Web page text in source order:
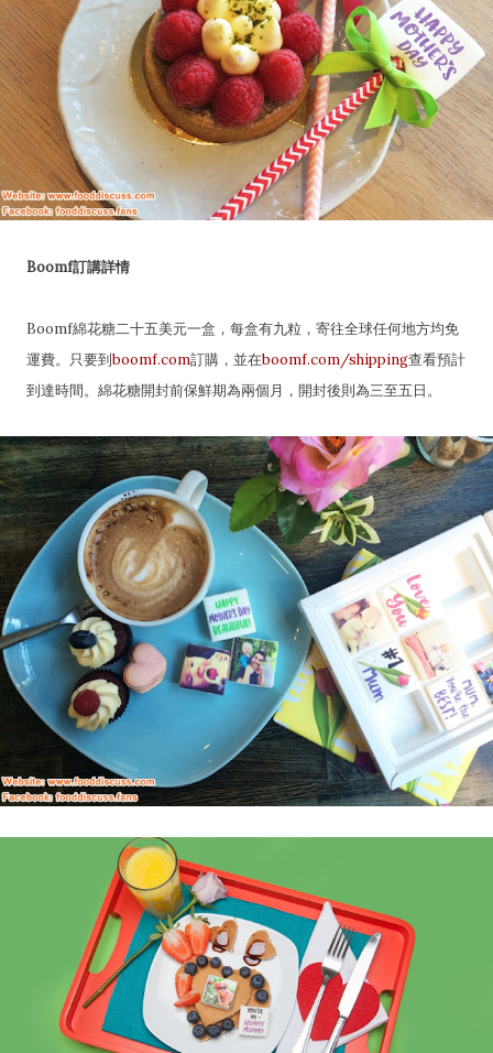
Boomf訂講詳情
Boomf綿花糖二十五美元一盒，每盒有九粒，寄往全球任何地方均免
運費。只要到boomf.com訂購，並在boomf.com/shipping查看預計
到達時間。綿花糖開封前保鮮期為兩個月，開封後則為三至五日。